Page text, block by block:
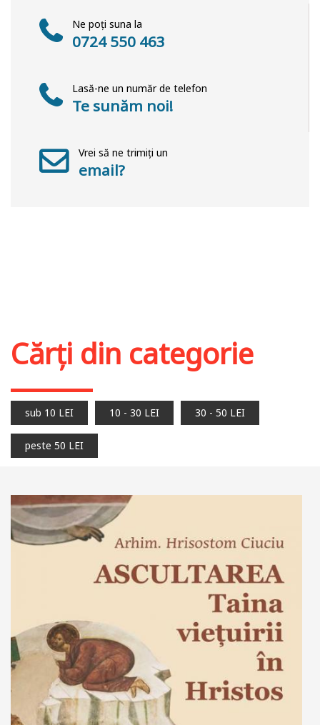
Ne poți suna la
0724 550 463
Lasă-ne un număr de telefon
Te sunăm noi!
Vrei să ne trimiți un
email?
Cărți din categorie
sub 10 LEI 10 - 30 LEI 30 - 50 LEI
peste 50 LEI